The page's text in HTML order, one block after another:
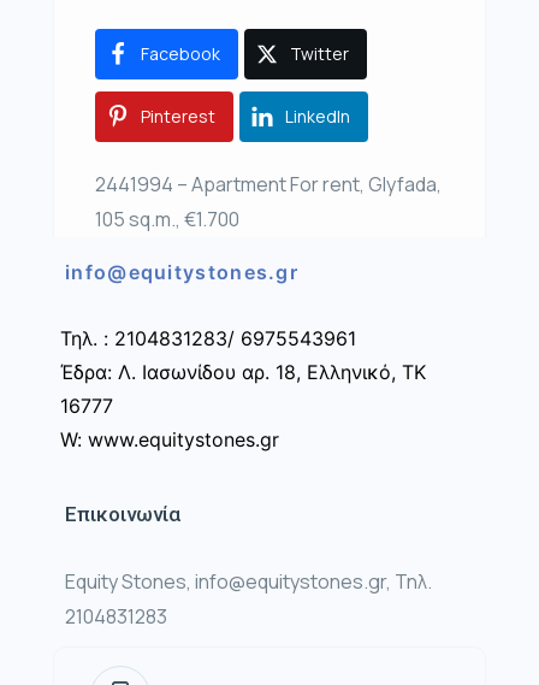
Facebook Twitter
Pinterest LinkedIn
2441994 – Apartment For rent, Glyfada,
105 sq.m., €1.700
info@equitystones.gr
Τηλ. : 2104831283/ 6975543961
Έδρα: Λ. Ιασωνίδου αρ. 18, Ελληνικό, ΤΚ
16777
W: www.equitystones.gr
Επικοινωνία
Equity Stones, info@equitystones.gr, Τηλ.
2104831283